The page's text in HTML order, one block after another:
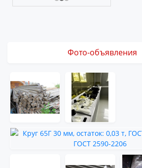
Фото-объявления